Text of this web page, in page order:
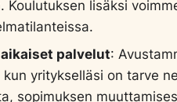
Koulutuksen lisäksi
palvelut:
yritykselläsi on tarve
sopimuksen